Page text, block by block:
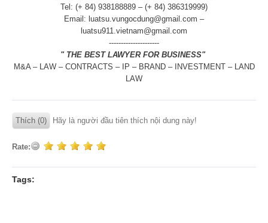
Tel: (+ 84) 938188889 – (+ 84) 386319999)
Email: luatsu.vungocdung@gmail.com –
luatsu911.vietnam@gmail.com
---------------------
" THE BEST LAWYER FOR BUSINESS"
M&A – LAW – CONTRACTS – IP – BRAND – INVESTMENT – LAND
LAW
Thích (0) Hãy là người đầu tiên thích nội dung này!
Rate:
Tags: